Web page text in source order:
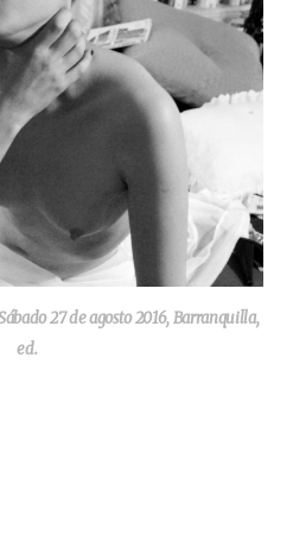
27 de agosto 2016, Barranquilla,
ed.